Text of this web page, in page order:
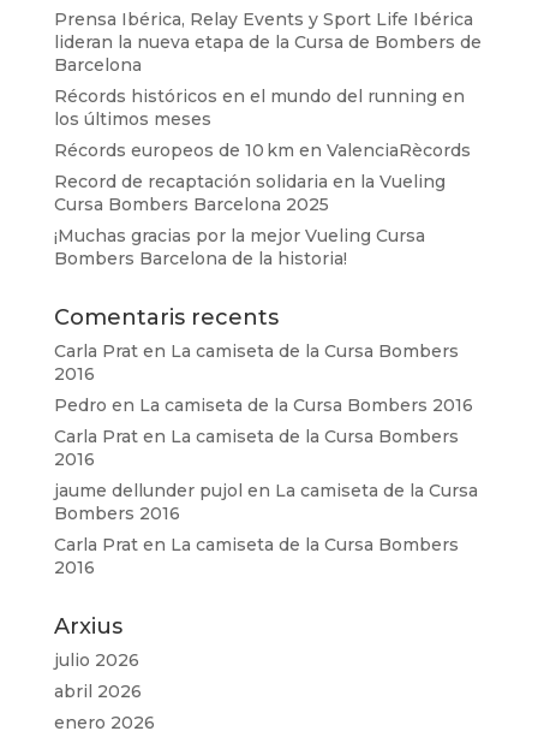
Prensa Ibérica, Relay Events y Sport Life Ibérica
lideran la nueva etapa de la Cursa de Bombers de
Barcelona
Récords históricos en el mundo del running en
los últimos meses
Récords europeos de 10 km en ValenciaRècords
Record de recaptación solidaria en la Vueling
Cursa Bombers Barcelona 2025
¡Muchas gracias por la mejor Vueling Cursa
Bombers Barcelona de la historia!
Comentaris recents
Carla Praten La camiseta de la Cursa Bombers
2016
Pedro en La camiseta de la Cursa Bombers 2016
Carla Praten La camiseta de la Cursa Bombers
2016
jaume dellunder pujol en La camiseta de la Cursa
Bombers 2016
Carla Praten La camiseta de la Cursa Bombers
2016
Arxius
julio 2026
abril 2026
enero 2026